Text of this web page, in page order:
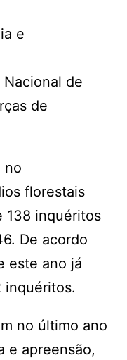
e
de
de
no
florestais
138 inquéritos
De acordo
este ano já
inquéritos.
no último ano
e apreensão,